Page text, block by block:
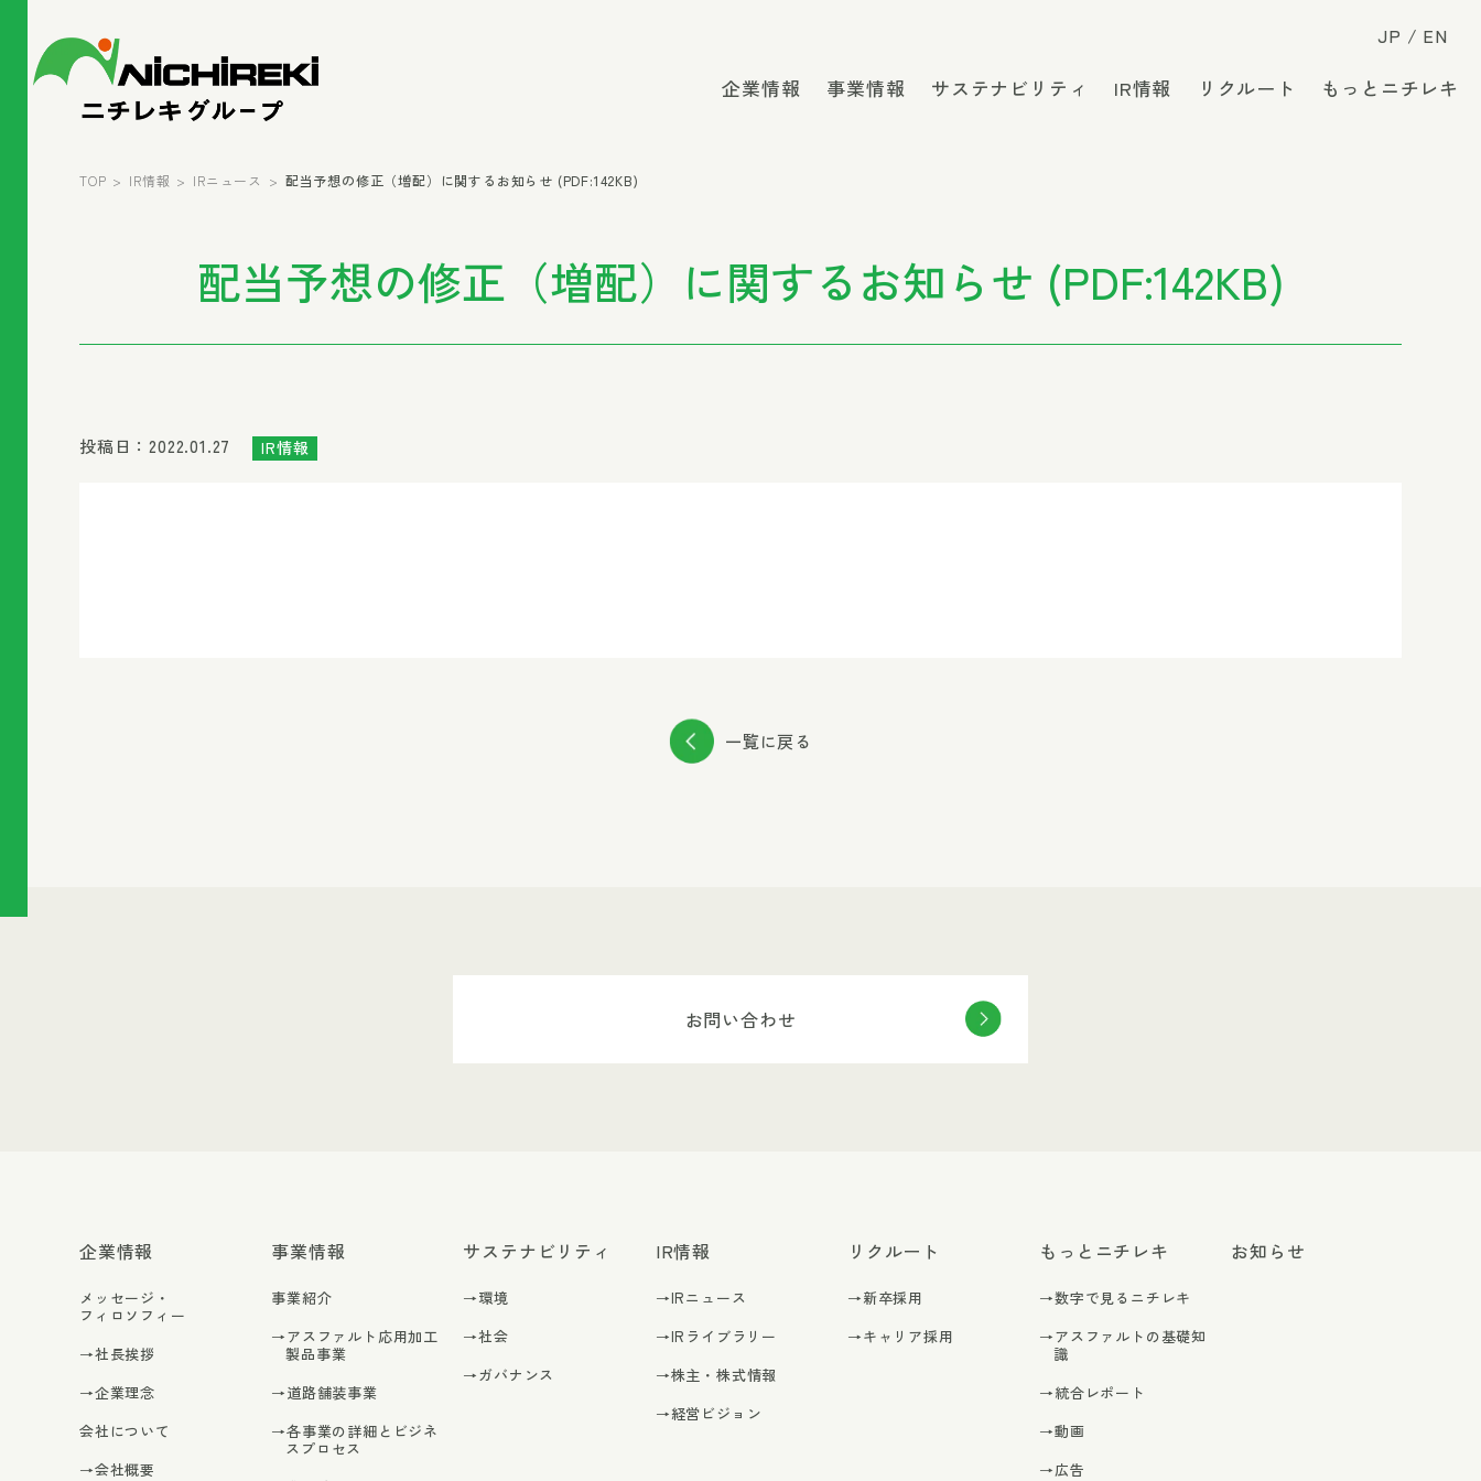
JP EN
企業情報 事業情報 サステナビリティ IR情報 リクルート もっとニチレキ
TOP IR情報 IRニュース 配当予想の修正（増配）に関するお知らせ (PDF:142KB)
配当予想の修正（増配）に関するお知らせ (PDF:142KB)
投稿日：2022.01.27 IR情報
一覧に戻る
お問い合わせ
企業情報
メッセージ・
フィロソフィー
→社長挨拶
→企業理念
会社について
→会社概要
事業情報
事業紹介
→アスファルト応用加工
製品事業
→道路舗装事業
→各事業の詳細とビジネ
スプロセス
サステナビリティ
→環境
→社会
→ガバナンス
IR情報
→IRニュース
→IRライブラリー
→株主・株式情報
→経営ビジョン
リクルート
→新卒採用
→キャリア採用
もっとニチレキ
→数字で見るニチレキ
→アスファルトの基礎知
識
→統合レポート
→動画
→広告
お知らせ